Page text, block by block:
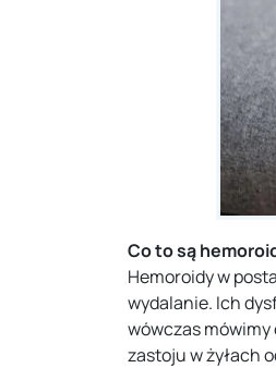
Co to są
Hemoroidy w
wydalanie. Ich
wówczas
zastoju w żyłach